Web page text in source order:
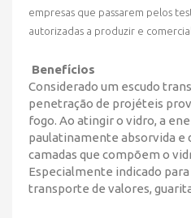
empresas que passarem pelos
autorizadas a produzir e
Benefícios
Considerado um escudo
penetração de projéteis
fogo. Ao atingir o vidro, a
paulatinamente absorvida e
camadas que compõem o
Especialmente indicado
transporte de valores,